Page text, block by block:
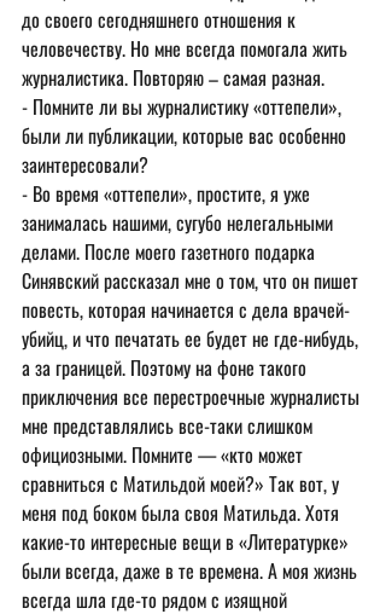
до своего сегодняшнего отношения к
человечеству. Но мне всегда помогала жить
журналистика. Повторяю – самая разная.
- Помните ли вы журналистику «оттепели»,
были ли публикации, которые вас особенно
заинтересовали?
- Во время «оттепели», простите, я уже
занималась нашими, сугубо нелегальными
делами. После моего газетного подарка
Синявский рассказал мне о том, что он пишет
повесть, которая начинается с дела врачей-
убийц, и что печатать ее будет не где-нибудь,
а за границей. Поэтому на фоне такого
приключения все перестроечные журналисты
мне представлялись все-таки слишком
официозными. Помните — «кто может
сравниться с Матильдой моей?» Так вот, у
меня под боком была своя Матильда. Хотя
какие-то интересные вещи в «Литературке»
были всегда, даже в те времена. А моя жизнь
всегда шла где-то рядом с изящной